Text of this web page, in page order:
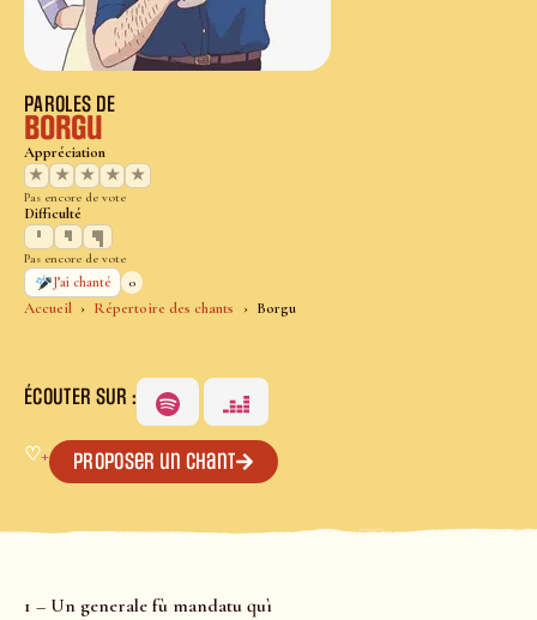
Accueil Répertoire des chants Borgu
PAROLES DE
Borgu
Appréciation
★
★ ★ ★ ★
Pas encore de vote
Difficulté
Pas encore de vote
J’ai chanté
0
ÉCOUTER SUR :
♡+ Proposer un chant
1 – Un generale fù mandatu quì